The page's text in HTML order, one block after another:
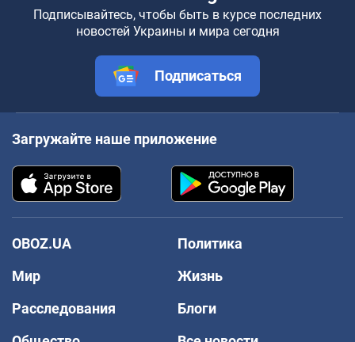
Подписывайтесь, чтобы быть в курсе последних
новостей Украины и мира сегодня
Подписаться
Загружайте наше приложение
OBOZ.UA
Политика
Мир
Жизнь
Расследования
Блоги